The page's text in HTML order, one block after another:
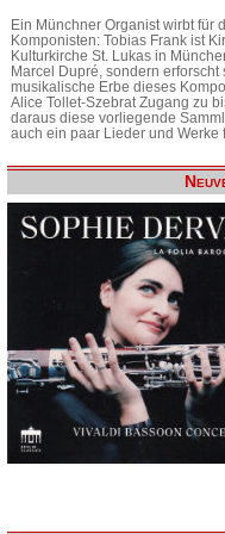
Ein Münchner Organist wirbt für
Komponisten: Tobias Frank ist
Kulturkirche St. Lukas in
Marcel Dupré, sondern
musikalische Erbe dieses
Alice Tollet-Szebrat Zugang zu
daraus diese vorliegende
auch ein paar Lieder und Werke